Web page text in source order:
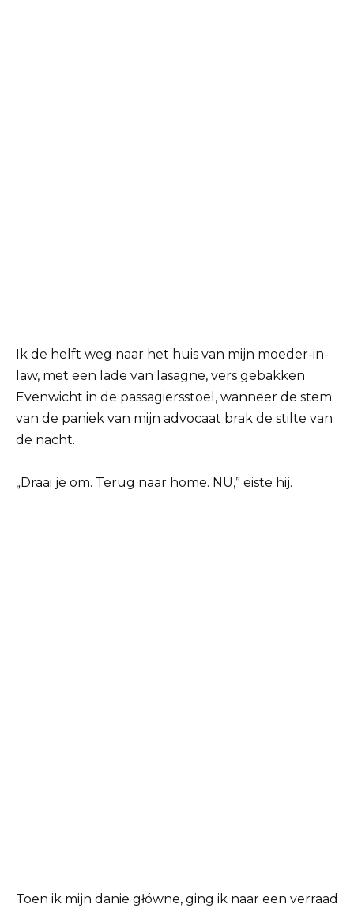
Ik de helft weg naar het huis van mijn moeder-in-
law, met een lade van lasagne, vers gebakken
Evenwicht in de passagiersstoel, wanneer de stem
van de paniek van mijn advocaat brak de stilte van
de nacht.
„Draai je om. Terug naar home. NU,” eiste hij.
Toen ik mijn danie główne, ging ik naar een verraad